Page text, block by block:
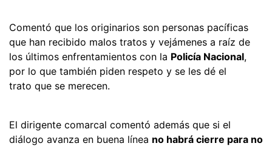
Comentó que los originarios son personas pacíficas
que han recibido malos tratos y vejámenes a raíz de
los últimos enfrentamientos con la Policía Nacional,
por lo que también piden respeto y se les dé el
trato que se merecen.
El dirigente comarcal comentó además que si el
diálogo avanza en buena línea no habrá cierre para no